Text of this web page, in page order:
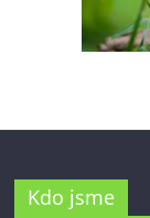
Kdo jsme